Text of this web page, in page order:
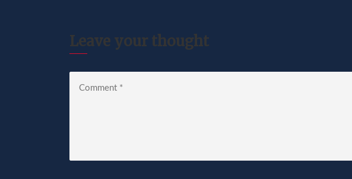
Leave your thought